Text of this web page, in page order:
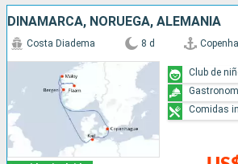
DINAMARCA, NORUEGA, ALEMANIA
Costa Diadema 8 d
Club de
Comidas